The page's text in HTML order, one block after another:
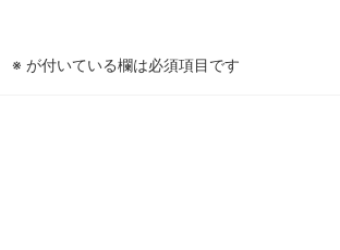
※ が付いている欄は必須項目です